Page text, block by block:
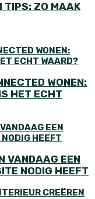
TIPS: ZO MAAK
WONEN:
HET ECHT
VANDAAG EEN
NODIG HEEFT